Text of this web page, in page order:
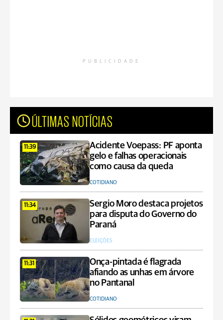
PUBLICIDADE
ÚLTIMAS NOTÍCIAS
11:39
Acidente Voepass: PF aponta
gelo e falhas operacionais
como causa da queda
COTIDIANO
11:34
Sergio Moro destaca projetos
para disputa do Governo do
Paraná
ELEIÇÕES
11:31
Onça-pintada é flagrada
afiando as unhas em árvore
no Pantanal
COTIDIANO